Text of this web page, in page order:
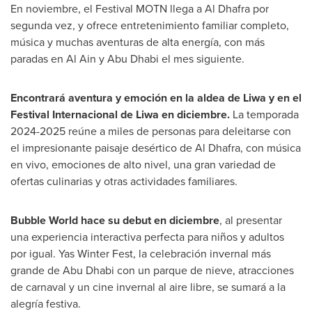
En noviembre, el Festival MOTN llega a Al Dhafra por
segunda vez, y ofrece entretenimiento familiar completo,
música y muchas aventuras de alta energía, con más
paradas en Al Ain yAbu Dhabi el mes siguiente.
Encontrará aventura y emoción en la aldea de Liwa y en el
Festival Internacional de Liwa en diciembre. La temporada
2024-2025 reúne a miles de personas para deleitarse con
el impresionante paisaje desértico de Al Dhafra, con música
en vivo, emociones de alto nivel, una gran variedad de
ofertas culinarias y otras actividades familiares.
Bubble World hace su debut en diciembre, al presentar
una experiencia interactiva perfecta para niños y adultos
por igual. Yas Winter Fest, la celebración invernal más
grande deAbu Dhabi con un parque de nieve, atracciones
de carnaval y un cine invernal al aire libre, se sumará a la
alegría festiva.